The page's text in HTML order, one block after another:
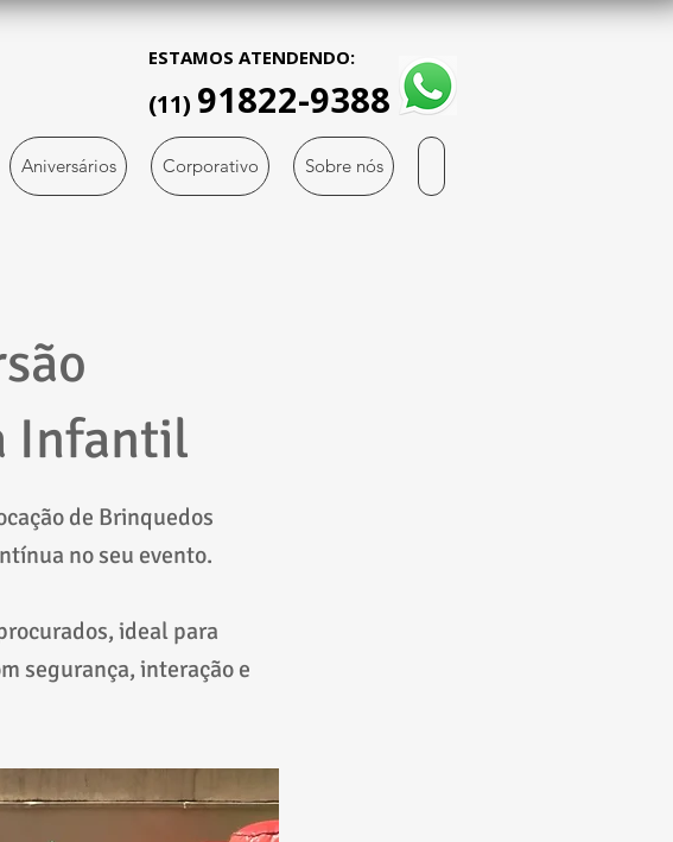
ESTAMOS ATENDENDO:
(11) 91822-9388
Aniversários Corporativo Sobre nós
Infantil
de Brinquedos
no seu evento.
ideal para
segurança, interação e